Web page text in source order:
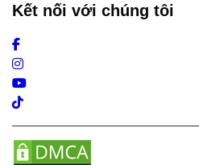
Kết nối với chúng tôi
Facebook
Instagram
Youtube
Tiktok